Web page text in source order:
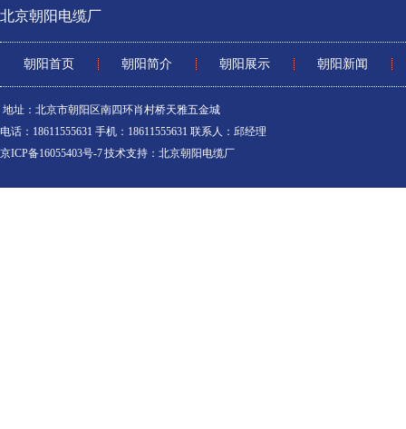
北京朝阳电缆厂
朝阳首页 朝阳简介 朝阳展示 朝阳新闻
地址：北京市朝阳区南四环肖村桥天雅五金城
电话：18611555631 手机：18611555631 联系人：邱经理
京ICP备16055403号-7技术支持： 北京朝阳电缆厂